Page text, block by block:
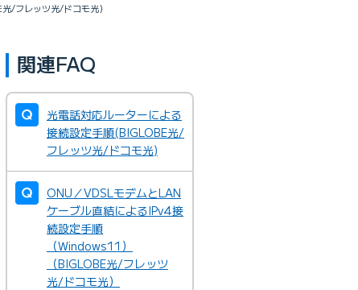
/フレッツ光/ドコモ光）
関連FAQ
光電話対応ルーターによる
接続設定手順(BIGLOBE光/
フレッツ光/ドコモ光)
ONU／VDSLモデムとLAN
ケーブル直結によるIPv4接
続設定手順
（Windows11）
（BIGLOBE光/フレッツ
光/ドコモ光）